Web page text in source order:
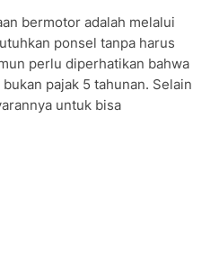
bermotor adalah melalui
ponsel tanpa harus
perlu diperhatikan bahwa
pajak 5 tahunan. Selain
untuk bisa